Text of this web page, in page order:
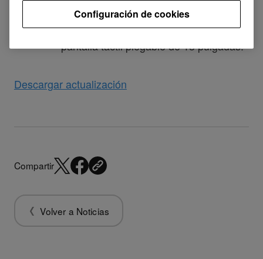
Mejorado
Operación de teclado mejorada en la
pantalla táctil plegable de 13 pulgadas.
Descargar actualización
Compartir
Volver a Noticias
Configuración de cookies